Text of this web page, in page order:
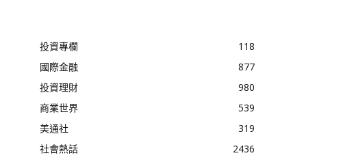
投資專欄
118
國際金融
877
投資理財
980
商業世界
539
美通社
319
社會熱話
2436